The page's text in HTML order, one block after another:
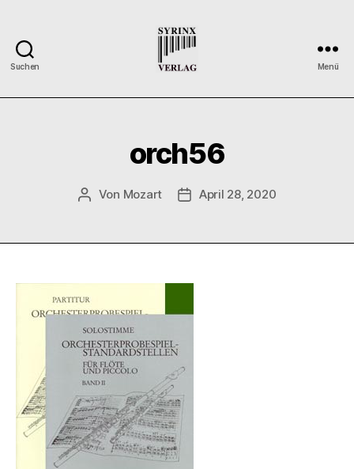
Suchen
Verlag
Verlag
der
Flötisten
Menü
orch56
Beitragsautor
Von Mozart Veröffentlichungsdatum
April 28, 2020